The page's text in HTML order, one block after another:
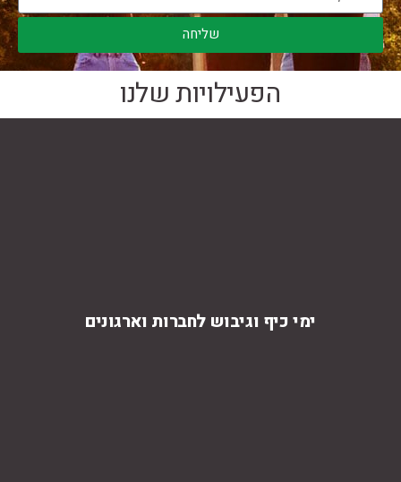
שליחה
הפעילויות שלנו
ימי כיף וגיבוש לחברות וארגונים